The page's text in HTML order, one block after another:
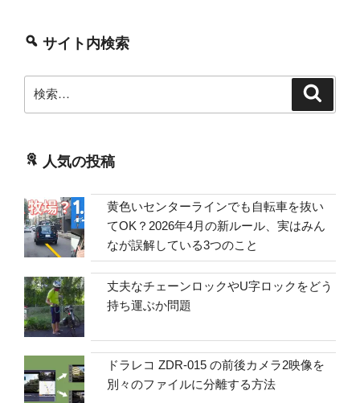
サイト内検索
索:
人気の投稿
黄色いセンターラインでも自転車を抜い
てOK？2026年4月の新ルール、実はみん
なが誤解している3つのこと
丈夫なチェーンロックやU字ロックをどう
持ち運ぶか問題
ドラレコ ZDR-015 の前後カメラ2映像を
別々のファイルに分離する方法